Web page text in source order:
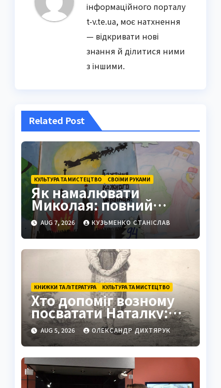
інформаційного порталу
t-v.te.ua, моє натхнення
— відкривати нові
знання й ділитися ними
з іншими.
Related Post
КУЛЬТУРА ТА МИСТЕЦТВО СВОЇМИ РУКАМИ
Як намалювати
Миколая: повний
покроковий гайд з
секретами майстрів
AUG 7, 2026 КУЗЬМЕНКО СТАНІСЛАВ
КНИЖКИ ТА ЛІТЕРАТУРА КУЛЬТУРА ТА МИСТЕЦТВО
Хто допоміг возному
посватати Наталку:
повна історія з
«Наталки Полтавки»
AUG 5, 2026 ОЛЕКСАНДР ДИХТЯРУК